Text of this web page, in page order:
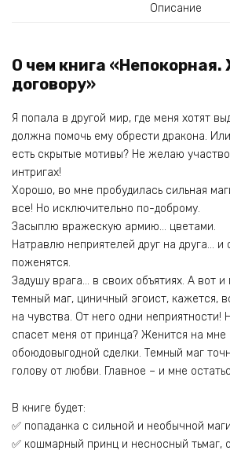
Описание
О чем книга
договору»
Я попала в другой мир, где меня хотят
должна помочь ему обрести дракона.
есть скрытые мотивы? Не желаю
интригах!
Хорошо, во мне пробудилась сильная
все! Но исключительно по-доброму.
Засыплю вражескую армию… цветами.
Натравлю неприятелей друг на друга… и
поженятся.
Задушу врага… в своих объятиях. А вот и
темный маг, циничный эгоист, кажется,
на чувства. От него одни неприятности!
спасет меня от принца? Женится на мне
обоюдовыгодной сделки. Темный маг
голову от любви. Главное – и мне
В книге будет:
✅ попаданка с сильной и необычной
✅ кошмарный принц и несносный тьмаг,